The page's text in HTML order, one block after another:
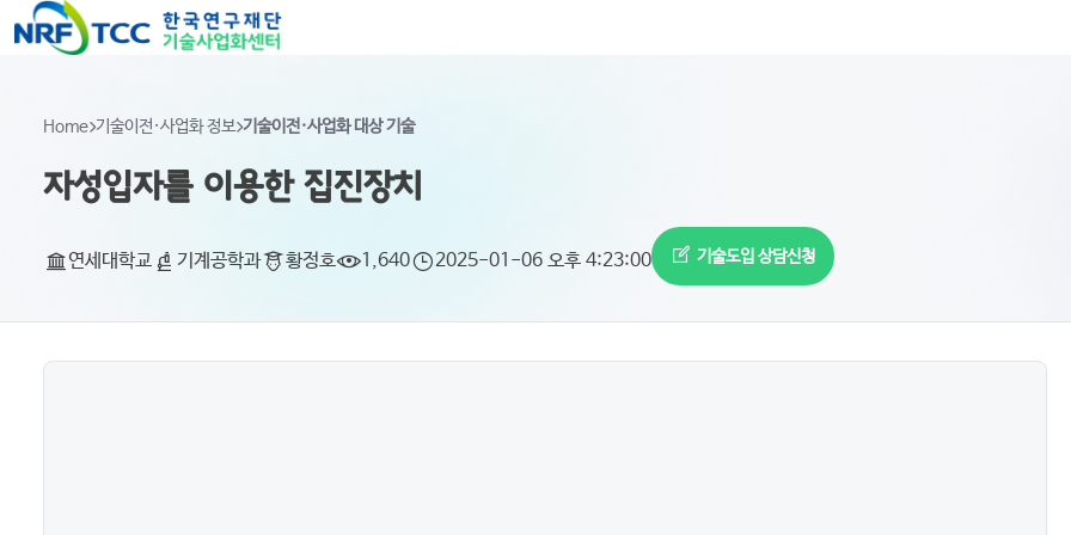
Home 기술이전·사업화 정보 기술이전·사업화 대상 기술
자성입자를 이용한 집진장치
연세대학교 기계공학과 황정호 1,640 2025-01-06 오후 4:23:00 기술도입 상담신청